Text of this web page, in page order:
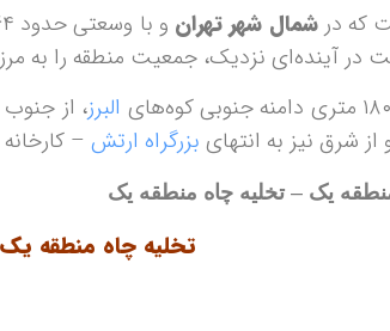
که درشمال شهر تهران
جمعیت منطقه را به مرز ۵۰۰ هزار نفر خواهد رساند.
البرز، از جنوب
از شرق نیز به انتهای بزرگراه ارتش –
یک – تخلیه چاه منطقه یک
تخلیه چاه منطقه یک